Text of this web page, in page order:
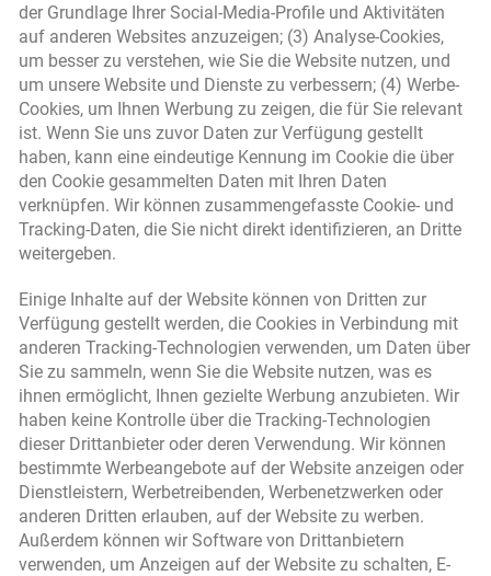
der Grundlage Ihrer Social-Media-Profile und Aktivitäten
auf anderen Websites anzuzeigen; (3) Analyse-Cookies,
um besser zu verstehen, wie Sie die Website nutzen, und
um unsere Website und Dienste zu verbessern; (4) Werbe-
Cookies, um Ihnen Werbung zu zeigen, die für Sie relevant
ist. Wenn Sie uns zuvor Daten zur Verfügung gestellt
haben, kann eine eindeutige Kennung im Cookie die über
den Cookie gesammelten Daten mit Ihren Daten
verknüpfen. Wir können zusammengefasste Cookie- und
Tracking-Daten, die Sie nicht direkt identifizieren, an Dritte
weitergeben.
Einige Inhalte auf der Website können von Dritten zur
Verfügung gestellt werden, die Cookies in Verbindung mit
anderen Tracking-Technologien verwenden, um Daten über
Sie zu sammeln, wenn Sie die Website nutzen, was es
ihnen ermöglicht, Ihnen gezielte Werbung anzubieten. Wir
haben keine Kontrolle über die Tracking-Technologien
dieser Drittanbieter oder deren Verwendung. Wir können
bestimmte Werbeangebote auf der Website anzeigen oder
Dienstleistern, Werbetreibenden, Werbenetzwerken oder
anderen Dritten erlauben, auf der Website zu werben.
Außerdem können wir Software von Drittanbietern
verwenden, um Anzeigen auf der Website zu schalten, E-